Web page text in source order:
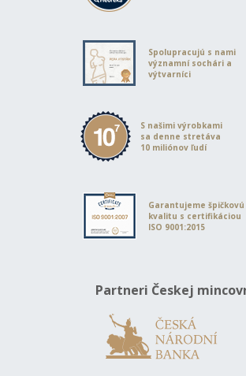
Spolupracujú s nami
významní sochári a
výtvarníci
S našimi výrobkami
sa denne stretáva
10 miliónov ľudí
Garantujeme špičkovú
kvalitu s certifikáciou
ISO 9001:2015
Partneri Českej